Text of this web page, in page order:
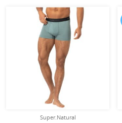
Super.Natural